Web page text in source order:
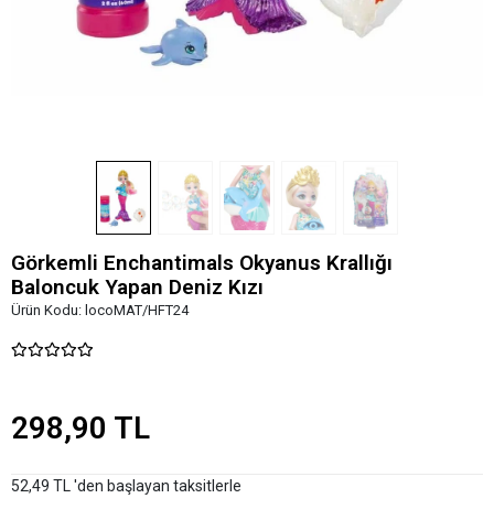
Görkemli Enchantimals Okyanus Krallığı
Baloncuk Yapan Deniz Kızı
Ürün Kodu: locoMAT/HFT24
298,90 TL
52,49 TL 'den başlayan taksitlerle